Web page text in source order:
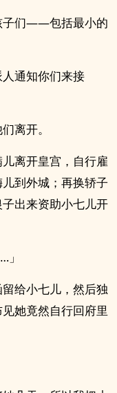
子们——包括最小的
人通知你们来接
离开。
离开皇宫，自行雇
到外城；再换轿子
出来资助小七儿开
给小七儿，然后独
她竟然自行回府里